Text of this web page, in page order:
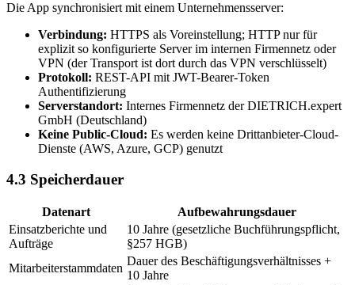
Die App synchronisiert mit einem Unternehmensserver:
Verbindung: HTTPS als Voreinstellung; HTTP nur für
explizit so konfigurierte Server im internen Firmennetz oder
VPN (der Transport ist dort durch das VPN verschlüsselt)
Protokoll: REST-API mit JWT-Bearer-Token
Authentifizierung
Serverstandort: Internes Firmennetz der DIETRICH.expert
GmbH (Deutschland)
Keine Public-Cloud: Es werden keine Drittanbieter-Cloud-
Dienste (AWS, Azure, GCP) genutzt
4.3 Speicherdauer
Datenart
Aufbewahrungsdauer
Einsatzberichte und
Aufträge
10 Jahre (gesetzliche Buchführungspflicht,
§257 HGB)
Mitarbeiterstammdaten
Dauer des Beschäftigungsverhältnisses +
10 Jahre